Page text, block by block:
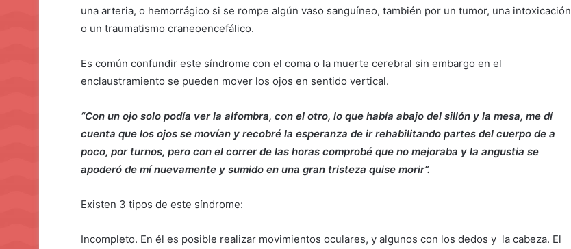
una arteria, o hemorrágico si se rompe algún vaso sanguíneo, también por un tumor, una intoxicación
o un traumatismo craneoencefálico.
Es común confundir este síndrome con el coma o la muerte cerebral sin embargo en el
enclaustramiento se pueden mover los ojos en sentido vertical.
“Con un ojo solo podía ver la alfombra, con el otro, lo que había abajo del sillón y la mesa, me dí
cuenta que los ojos se movían y recobré la esperanza de ir rehabilitando partes del cuerpo de a
poco, por turnos, pero con el correr de las horas comprobé que no mejoraba y la angustia se
apoderó de mí nuevamente y sumido en una gran tristeza quise morir”.
Existen 3 tipos de este síndrome:
Incompleto. En él es posible realizar movimientos oculares, y algunos con los dedos y la cabeza. El